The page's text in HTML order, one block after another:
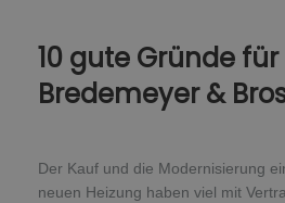
10 gute Gründe für
Bredemeyer &
Der Kauf und die Modernisierung
neuen Heizung haben viel mit